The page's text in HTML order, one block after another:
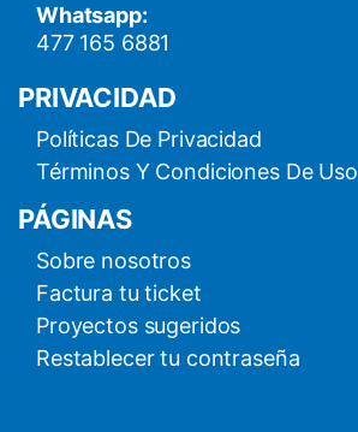
Whatsapp:
477 165 6881
PRIVACIDAD
Políticas De Privacidad
Términos Y Condiciones De Uso
PÁGINAS
Sobre nosotros
Factura tu ticket
Proyectos sugeridos
Restablecer tu contraseña